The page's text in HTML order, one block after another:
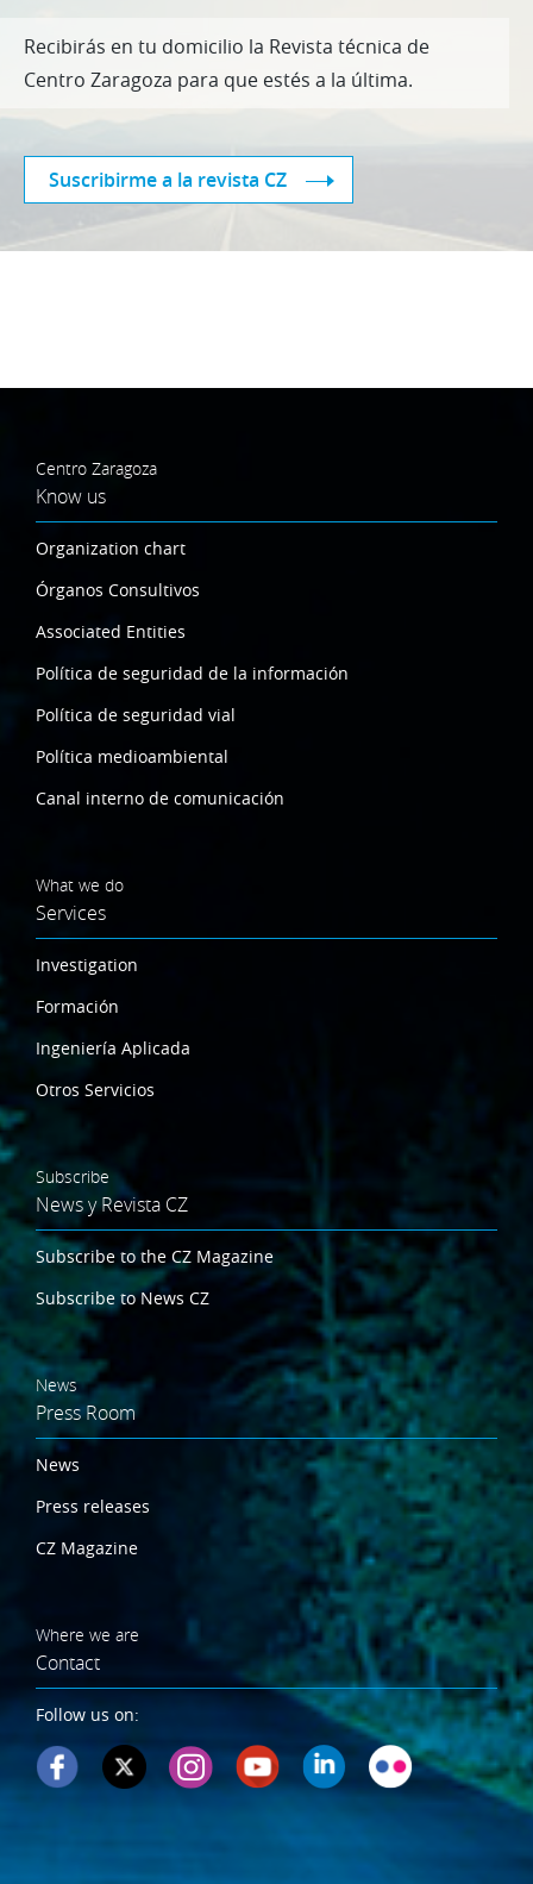
Recibirás en tu domicilio la Revista técnica de
Centro Zaragoza para que estés a la última.
Suscribirme a la revista CZ
Centro Zaragoza
Know us
Organization chart
Órganos Consultivos
Associated Entities
Política de seguridad de la información
Política de seguridad vial
Política medioambiental
Canal interno de comunicación
What we do
Services
Investigation
Formación
Ingeniería Aplicada
Otros Servicios
Subscribe
News y Revista CZ
Subscribe to the CZ Magazine
Subscribe to News CZ
News
Press Room
News
Press releases
CZ Magazine
Where we are
Contact
Follow us on: